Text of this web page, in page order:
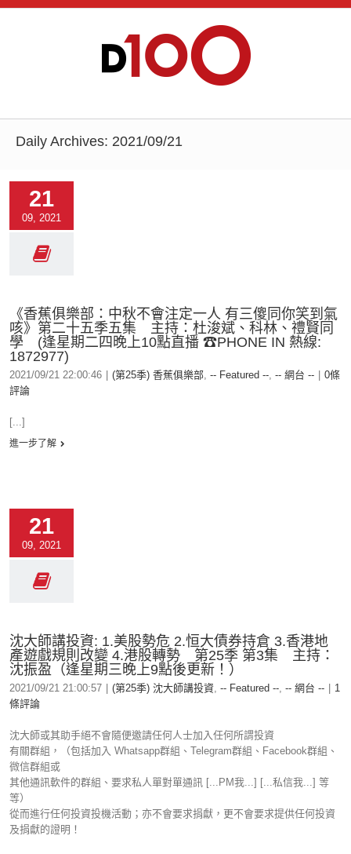
Daily Archives: 2021/09/21
21
09, 2021
《香蕉俱樂部：中秋不會注定一人 有三傻同你笑到氣
咳》第二十五季五集 主持：杜浚斌、科林、禮賢同
學 (逢星期二四晚上10點直播 ☎PHONE IN 熱線:
1872977)
2021/09/21 22:00:46 (第25季) 香蕉俱樂部, -- Featured --, -- 網台 --
0條
評論
[...]
進一步了解
21
09, 2021
沈大師講投資: 1.美股勢危 2.恒大債券持倉 3.香港地
產遊戲規則改變 4.港股轉勢 第25季 第3集 主持：
沈振盈（逢星期三晚上9點後更新！）
2021/09/21 21:00:57 (第25季) 沈大師講投資, -- Featured --, -- 網台 --
1
條評論
沈大師或其助手絕不會隨便邀請任何人士加入任何所謂投資
有關群組，（包括加入 Whatsapp群組、Telegram群組、Facebook群組、
微信群組或
其他通訊軟件的群組、要求私人單對單通訊 [...PM我...] [...私信我...] 等
等）
從而進行任何投資投機活動；亦不會要求捐獻，更不會要求提供任何投資
及捐獻的證明！